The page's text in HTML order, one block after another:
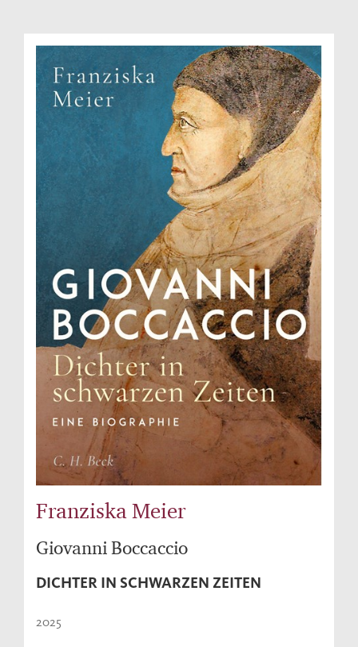
Franziska Meier
Giovanni Boccaccio
DICHTER IN SCHWARZEN ZEITEN
2025